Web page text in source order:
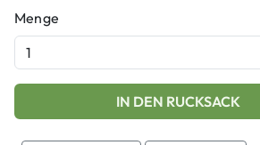
Menge
IN DEN RUCKSACK
Add this product to your shopping cart